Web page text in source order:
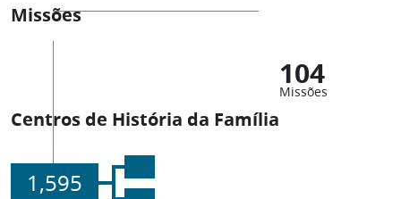
Missões
104
Missões
Centros de História da Família
1,595